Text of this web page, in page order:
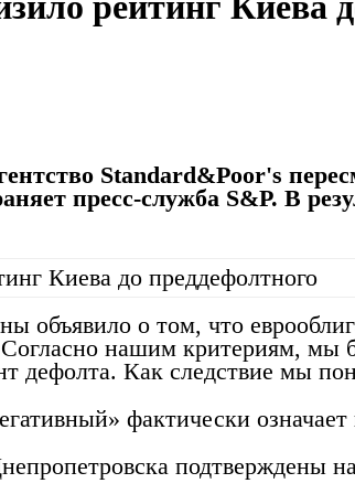
Standard&Poor's
пресс-служба S&P. В
объявило о том, что
Согласно нашим критериям,
дефолта. Как следствие мы
фактически
подтверждены